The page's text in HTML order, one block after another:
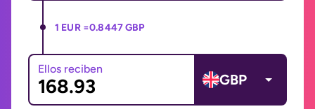
1 EUR =0.8447 GBP
Ellos reciben
GBP